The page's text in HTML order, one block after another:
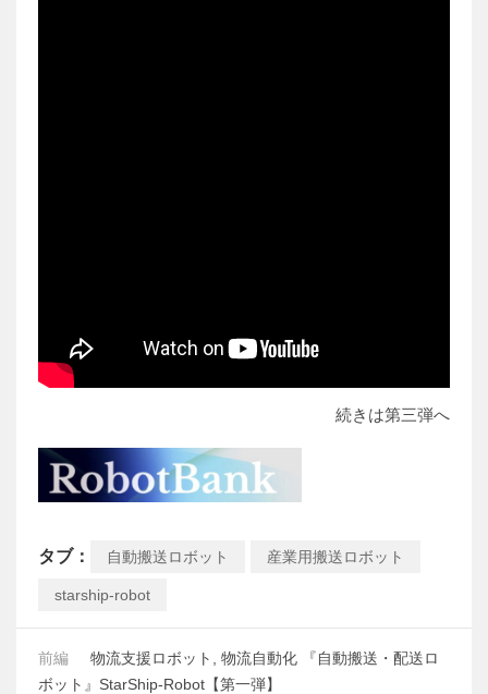
続きは第三弾へ
タブ： 自動搬送ロボット 産業用搬送ロボット
starship-robot
前編
物流支援ロボット, 物流自動化 『自動搬送・配送ロ
ボット』StarShip-Robot【第一弾】